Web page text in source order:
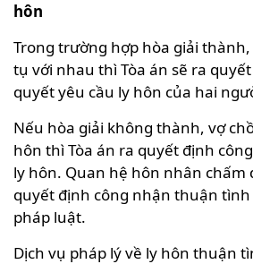
hôn
Trong trường hợp hòa giải
tụ với nhau thì Tòa án sẽ ra
quyết yêu cầu ly hôn của hai
Nếu hòa giải không thành, vợ
hôn thì Tòa án ra quyết định
ly hôn. Quan hệ hôn nhân chấm
quyết định công nhận thuận
pháp luật.
Dịch vụ pháp lý về ly hôn thuận